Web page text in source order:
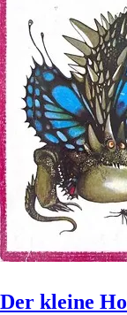
Der kleine